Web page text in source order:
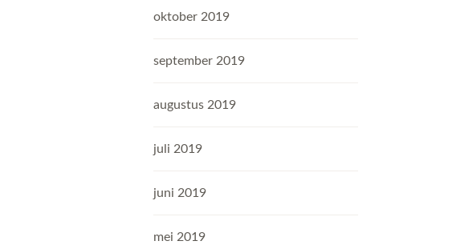
oktober 2019
september 2019
augustus 2019
juli 2019
juni 2019
mei 2019